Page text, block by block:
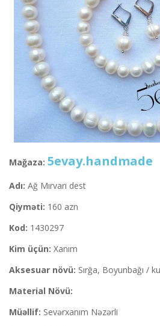
Mağaza: 5evay.handmade
Adı: Ağ Mırvarı dest
Qiyməti: 160 azn
Kod: 1430297
Kim üçün: Xanım
Aksesuar növü: Sırğa, Boyunbağı /
Material Növü:
Müəllif: Sevərxanım Nəzərli